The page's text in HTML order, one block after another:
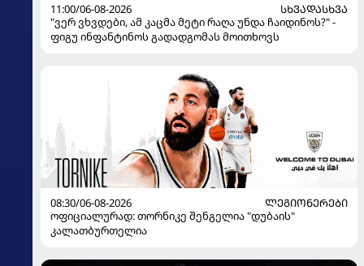
11:00/06-08-2026
ᲡᲮᲕᲐᲓᲐᲡᲮᲕᲐ
"ვერ ვხვდები, ამ კაცმა მეტი რაღა უნდა ჩაიდინოს?" -
ფიგუ ინფანტინოს გადადგომას მოითხოვს
08:30/06-08-2026
ᲚᲔᲒᲘᲝᲜᲔᲠᲔᲑᲘ
ოფიციალურად: თორნიკე შენგელია "დუბაის"
კალათბურთელია